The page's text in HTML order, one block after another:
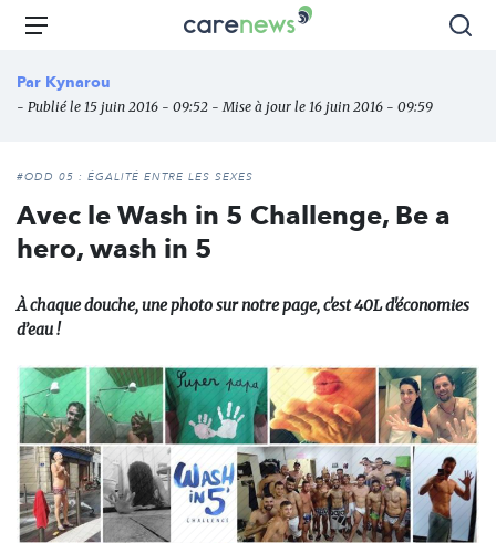
Aller
principal
Carenews,
des
l'engagement
Menu
Par Kynarou
- Publié le 15 juin 2016 - 09:52 - Mise à jour le 16 juin 2016 - 09:59
#ODD 05 : ÉGALITÉ ENTRE LES SEXES
Avec le Wash in 5 Challenge, Be a
hero, wash in 5
À chaque douche, une photo sur notre page, c'est 40L d'économies
d’eau !